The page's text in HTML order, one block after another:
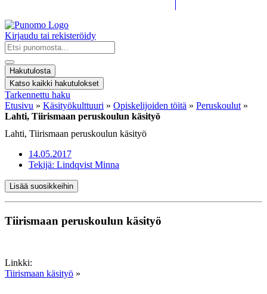
Kirjaudu tai rekisteröidy
Search
...
Hakutulosta
Katso kaikki hakutulokset
Tarkennettu haku
Etusivu » Käsityökulttuuri » Opiskelijoiden töitä » Peruskoulut »
Lahti, Tiirismaan peruskoulun käsityö
Lahti, Tiirismaan peruskoulun käsityö
14.05.2017
Tekijä: Lindqvist Minna
Lisää suosikkeihin
Tiirismaan peruskoulun käsityö
Linkki:
Tiirismaan käsityö »